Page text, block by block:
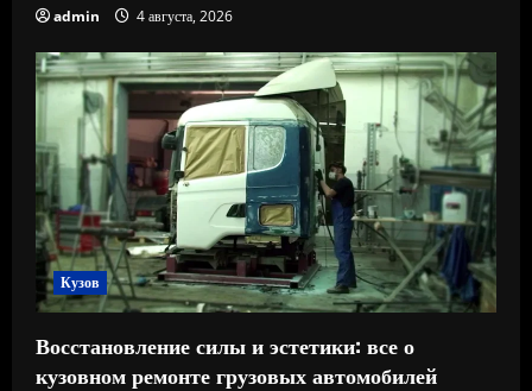
admin 4 августа, 2026
Кузов
Восстановление силы и эстетики: все о
кузовном ремонте грузовых автомобилей